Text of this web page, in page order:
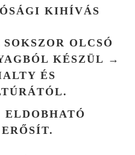
KIHÍVÁS
OLCSÓ
KÉSZÜL →
ÉS